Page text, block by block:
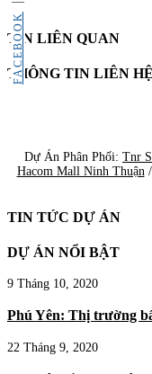
FACEBOOK
TIN LIÊN QUAN
THÔNG TIN LIÊN HỆ
Dự Án Phân Phối: Tnr
Hacom Mall Ninh Thuận /
TIN TỨC DỰ ÁN
DỰ ÁN NỔI BẬT
9 Tháng 10, 2020
Phú Yên: Thị trường
22 Tháng 9, 2020